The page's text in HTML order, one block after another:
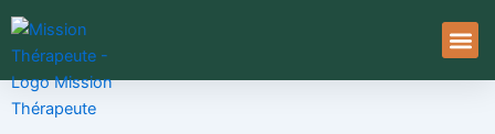
Aller
au
contenu